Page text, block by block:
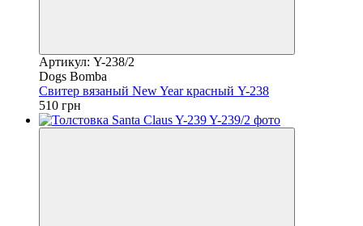
Артикул: Y-238/2
Dogs Bomba
Свитер вязаный New Year красный Y-238
510 грн